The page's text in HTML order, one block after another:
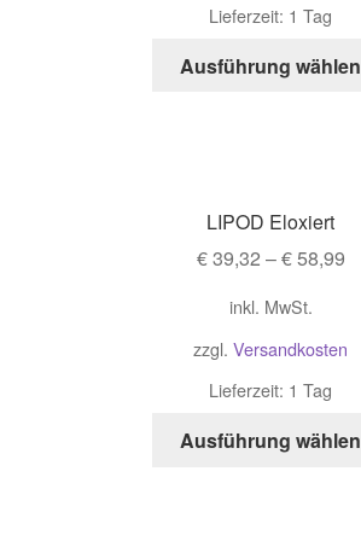
Lieferzeit: 1 Tag
Ausführung wählen
LIPOD Eloxiert
€39,32 –€58,99
inkl. MwSt.
zzgl. Versandkosten
Lieferzeit: 1 Tag
Ausführung wählen